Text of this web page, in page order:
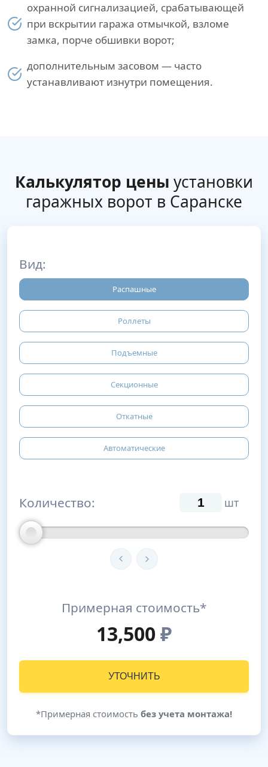
охранной сигнализацией, срабатывающей
при вскрытии гаража отмычкой, взломе
замка, порче обшивки ворот;
дополнительным засовом — часто
устанавливают изнутри помещения.
Калькулятор цены установки
гаражных ворот в Саранске
Вид:
Распашные
Роллеты
Подъемные
Секционные
Откатные
Автоматические
Количество: шт
Примерная стоимость*
13,500₽
УТОЧНИТЬ
*Примерная стоимость без учета монтажа!